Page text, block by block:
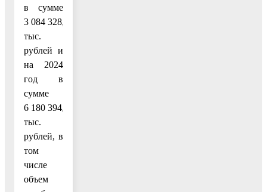
в сумме
3 084 328,8
тыс.
рублей и
на 2024
год в
сумме
6 180 394,3
тыс.
рублей, в
том
числе
объем